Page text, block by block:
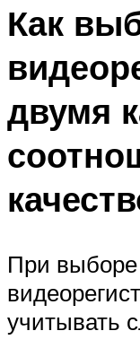
Как
двумя
При
учитывать